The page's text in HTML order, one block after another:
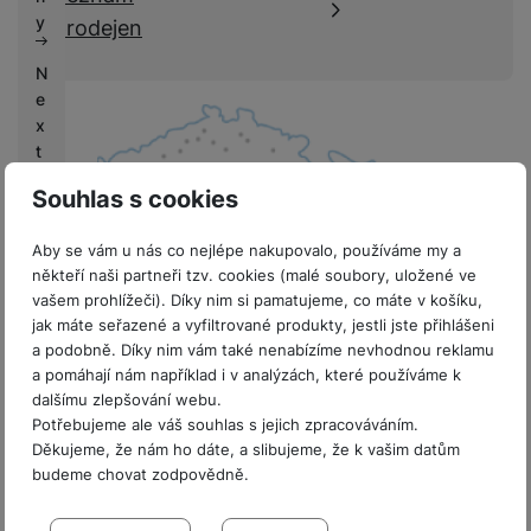
Souhlas s cookies
Aby se vám u nás co nejlépe nakupovalo, používáme my a
někteří naši partneři tzv. cookies (malé soubory, uložené ve
vašem prohlížeči). Díky nim si pamatujeme, co máte v košíku,
jak máte seřazené a vyfiltrované produkty, jestli jste přihlášeni
a podobně. Díky nim vám také nenabízíme nevhodnou reklamu
a pomáhají nám například i v analýzách, které používáme k
dalšímu zlepšování webu.
Potřebujeme ale váš souhlas s jejich zpracováváním.
Děkujeme, že nám ho dáte, a slibujeme, že k vašim datům
budeme chovat zodpovědně.
Nastavení souhlasů s kategoriemi
k
y
y
N
e
x
t
if
V
ý
k
u
p
y
prodejen
8 prodejen v ČR
Sdružení